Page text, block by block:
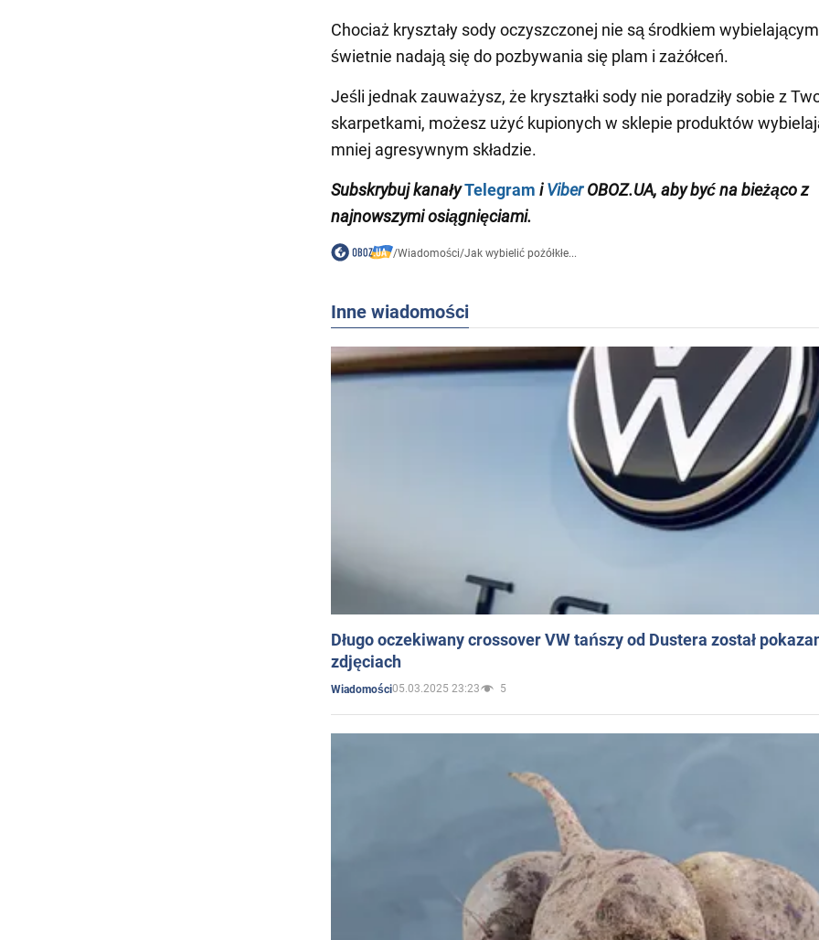
Chociaż kryształy sody oczyszczonej nie są środkiem
świetnie nadają się do pozbywania się plam i zażółceń.
Jeśli jednak zauważysz, że kryształki sody nie poradziły sobie z
skarpetkami, możesz użyć kupionych w sklepie produktów
mniej agresywnym składzie.
SubskrybujkanałyTelegram iViber OBOZ.UA, aby być na bieżąco z
najnowszymi osiągnięciami.
/Wiadomości/Jak wybielić pożółkłe...
Inne wiadomości
Długo oczekiwany crossover VW tańszy od Dustera został
zdjęciach
Wiadomości05.03.2025 23:23 5